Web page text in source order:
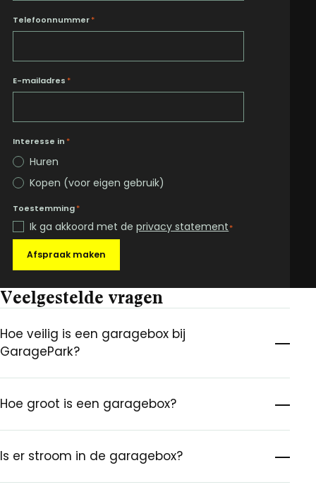
Telefoonnummer*
E-mailadres *
Interesse in *
Huren
Kopen (voor eigen gebruik)
Toestemming*
Ik ga akkoord met deprivacy statement*
Afspraak maken
Veelgestelde vragen
Hoe veilig is een garagebox bij
GaragePark?
Hoe groot is een garagebox?
Is er stroom in de garagebox?